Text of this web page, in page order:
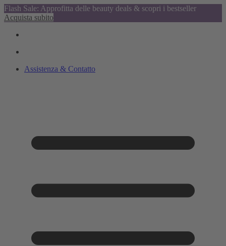
Flash Sale: Approfitta delle beauty deals & scopri i bestseller
Acquista subito
Assistenza & Contatto